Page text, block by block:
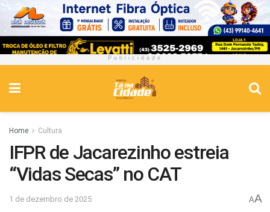
Publicidade
Home Cultura
IFPR de Jacarezinho estreia
“Vidas Secas” no CAT​
1 de dezembro de 2025 AA